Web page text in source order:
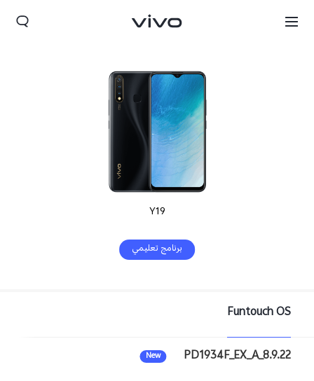
Y19
برنامج تعليمي
Funtouch OS
PD1934F_EX_A_8.9.22
New